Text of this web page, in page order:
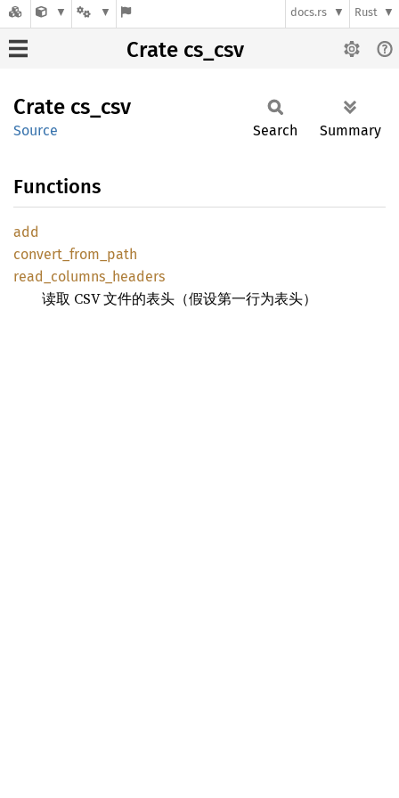
docs.rs Rust
Crate cs_csv
Crate cs_csv
Source Search Summary
Functions
add
convert_ from_ path
read_ columns_ headers
读取 CSV 文件的表头（假设第一行为表头）